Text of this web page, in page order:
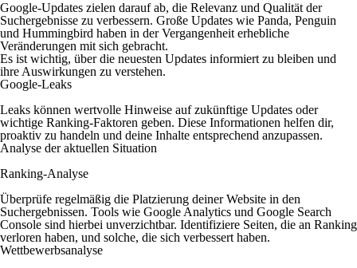
Google-Updates zielen darauf ab, die Relevanz und Qualität der
Suchergebnisse zu verbessern. Große Updates wie Panda, Penguin
und Hummingbird haben in der Vergangenheit erhebliche
Veränderungen mit sich gebracht.
Es ist wichtig, über die neuesten Updates informiert zu bleiben und
ihre Auswirkungen zu verstehen.
Google-Leaks
Leaks können wertvolle Hinweise auf zukünftige Updates oder
wichtige Ranking-Faktoren geben. Diese Informationen helfen dir,
proaktiv zu handeln und deine Inhalte entsprechend anzupassen.
Analyse der aktuellen Situation
Ranking-Analyse
Überprüfe regelmäßig die Platzierung deiner Website in den
Suchergebnissen. Tools wie Google Analytics und Google Search
Console sind hierbei unverzichtbar. Identifiziere Seiten, die an Ranking
verloren haben, und solche, die sich verbessert haben.
Wettbewerbsanalyse